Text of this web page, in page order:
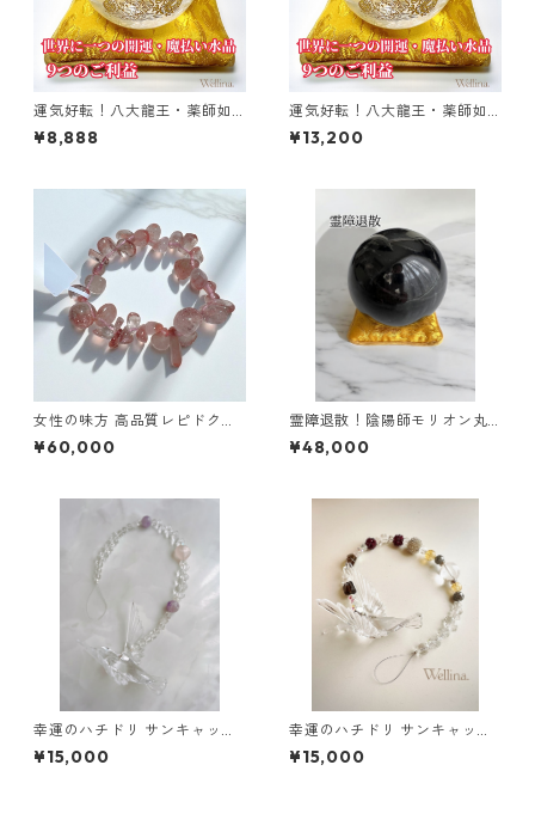
運気好転！八大龍王・薬師如
来 水晶丸玉 【小】
¥8,888
運気好転！八大龍王・薬師如
来 水晶丸玉 【大】
¥13,200
女性の味方 高品質レピドクロ
サイト
¥60,000
霊障退散！陰陽師モリオン丸
玉 スターモリオン
¥48,000
幸運のハチドリ サンキャッチ
ャー オーダー作成
¥15,000
幸運のハチドリ サンキャッチ
ャー オーダー作成
¥15,000